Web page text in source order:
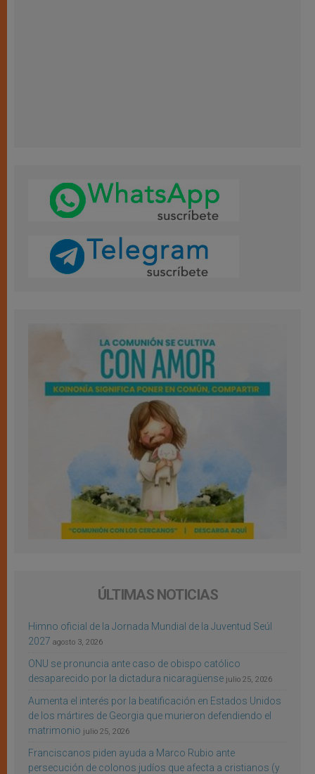
ÚLTIMAS NOTICIAS
Himno oficial de la Jornada Mundial de la Juventud Seúl
2027 agosto 3, 2026
ONU se pronuncia ante caso de obispo católico
desaparecido por la dictadura nicaragüense julio 25, 2026
Aumenta el interés por la beatificación en Estados Unidos
de los mártires de Georgia que murieron defendiendo el
matrimonio julio 25, 2026
Franciscanos piden ayuda a Marco Rubio ante
persecución de colonos judíos que afecta a cristianos (y